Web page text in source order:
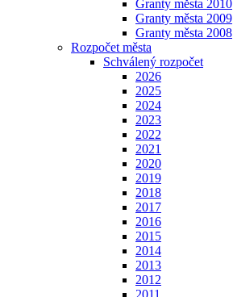
Granty města 2010
Granty města 2009
Granty města 2008
Rozpočet města
Schválený rozpočet
2026
2025
2024
2023
2022
2021
2020
2019
2018
2017
2016
2015
2014
2013
2012
2011